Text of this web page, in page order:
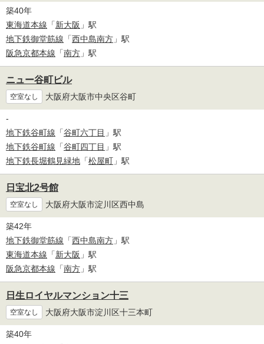
築40年
東海道本線 「新大阪 」駅
地下鉄御堂筋線 「西中島南方 」駅
阪急京都本線 「南方 」駅
ニュー谷町ビル
空室なし 大阪府大阪市中央区谷町
-
地下鉄谷町線 「谷町六丁目 」駅
地下鉄谷町線 「谷町四丁目 」駅
地下鉄長堀鶴見緑地 「松屋町 」駅
日宝北2号館
空室なし 大阪府大阪市淀川区西中島
築42年
地下鉄御堂筋線 「西中島南方 」駅
東海道本線 「新大阪 」駅
阪急京都本線 「南方 」駅
日生ロイヤルマンション十三
空室なし 大阪府大阪市淀川区十三本町
築40年